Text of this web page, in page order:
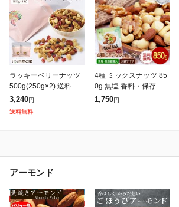
塩豆
タイガーナッツ
その他ナッツ
ラッキーベリーナッツ
500g(250g×2) 送料無
料 無塩 ナッツ ベリー
ミックスナッツ トレイ
3,240円
送料無料
4種 ミックスナッツ 85
0g 無塩 香料・保存料不
使用 送料無料 アーモン
1,750円
アーモンド